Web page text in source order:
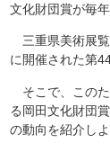
文化財団賞が毎
三重県美術展覧
に開催された第
そこで、このた
る岡田文化財団
の動向を紹介し